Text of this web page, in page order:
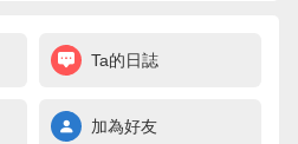
Ta的日誌
加為好友